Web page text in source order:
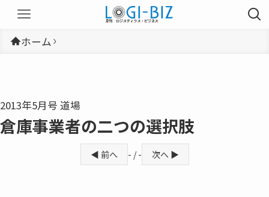
ホーム
2013年5月号 道場
倉庫事業者の二つの選択肢
◀ 前へ - / - 次へ ▶